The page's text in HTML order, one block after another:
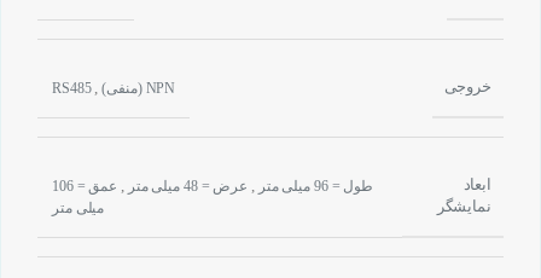
خروجی NPN (منفی) ,
RS485
ابعاد
نمایشگر
طول = 96 میلی متر عرض = 48 میلی متر
عمق = 106
میلی متر